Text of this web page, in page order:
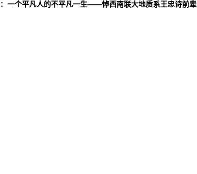
一个平凡人的不平凡一生——悼西南联大地质系王忠诗前辈